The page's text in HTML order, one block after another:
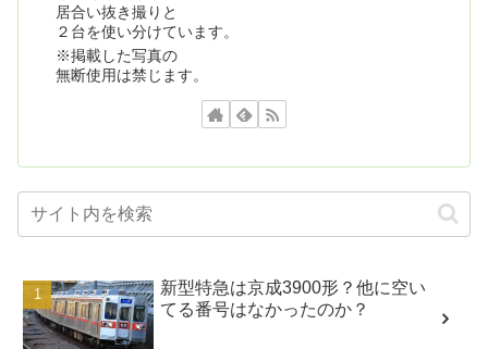
居合い抜き撮りと
２台を使い分けています。
※掲載した写真の
無断使用は禁じます。
新型特急は京成3900形？他に空い
てる番号はなかったのか？